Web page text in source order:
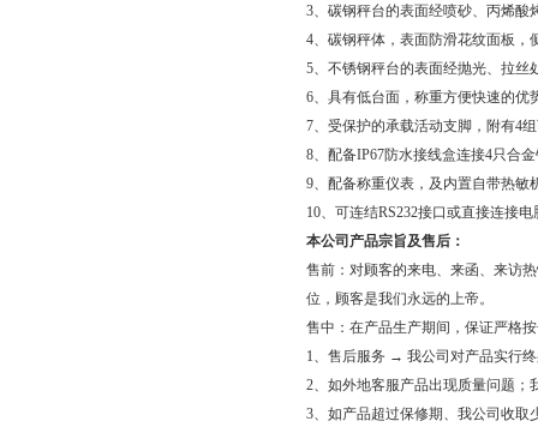
3、碳钢秤台的表面经喷砂、丙烯酸
4、碳钢秤体，表面防滑花纹面板，
5、不锈钢秤台的表面经抛光、拉丝
6、具有低台面，称重方便快速的优
7、受保护的承载活动支脚，附有4
8、配备IP67防水接线盒连接4只合
9、配备称重仪表，及内置自带热敏
10、可连结RS232接口或直接连接
本公司产品宗旨及售后：
售前：对顾客的来电、来函、来访
位，顾客是我们永远的上帝。
售中：在产品生产期间，保证严格
1、售后服务 → 我公司对产品实行
2、如外地客服产品出现质量问题；
3、如产品超过保修期、我公司收取